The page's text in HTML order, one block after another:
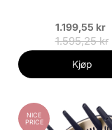
1.199,55 kr
1.595,25 kr
Kjøp
NICE
PRICE